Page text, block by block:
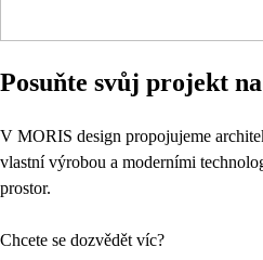
Posuňte svůj projekt
V MORIS design propojujeme
vlastní výrobou a moderními
prostor.
Chcete se dozvědět víc?